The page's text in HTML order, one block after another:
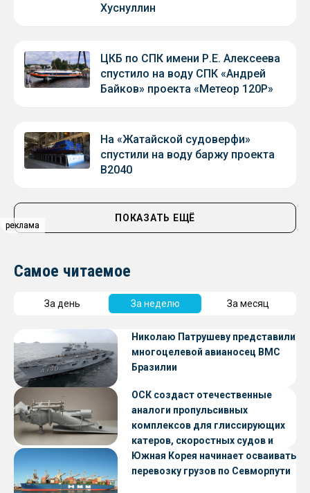
реклама
реклама
Хуснуллин
ЦКБ по СПК имени Р.Е. Алексеева
спустило на воду СПК «Андрей
Байков» проекта «Метеор 120Р»
На «Жатайской судоверфи»
спустили на воду баржу проекта
В2040
ПОКАЗАТЬ ЕЩЁ
Самое читаемое
За день За неделю За месяц
Николаю Патрушеву представили
многоцелевой авианосец ВМС
Бразилии
ОСК создаст отечественные
аналоги пропульсивных
комплексов для глиссирующих
катеров, скоростных судов и
судов с малой осадкой
Южная Корея начинает осваивать
перевозку грузов по Севморпути